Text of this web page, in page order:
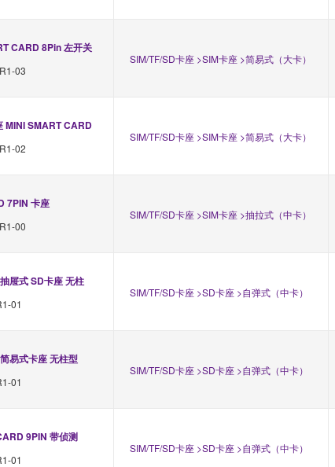
CARD 8Pin 左开关
03
SIM/TF/SD卡座 >SIM卡座 >简易式（大卡）
MINI SMART CARD
02
SIM/TF/SD卡座 >SIM卡座 >简易式（大卡）
7PIN 卡座
00
SIM/TF/SD卡座 >SIM卡座 >抽拉式（中卡）
屉式 SD卡座 无柱
01
SIM/TF/SD卡座 >SD卡座 >自弹式（中卡）
易式卡座 无柱型
01
SIM/TF/SD卡座 >SD卡座 >自弹式（中卡）
9PIN 带侦测
01
SIM/TF/SD卡座 >SD卡座 >自弹式（中卡）